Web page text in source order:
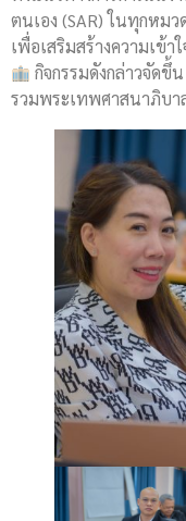
ตนเอง (SAR) ในทุกหมว
เพื่อเสริมสร้างความเข้
กิจกรรมดังกล่าวจัด
รวมพระเทพศาสนาภิบา